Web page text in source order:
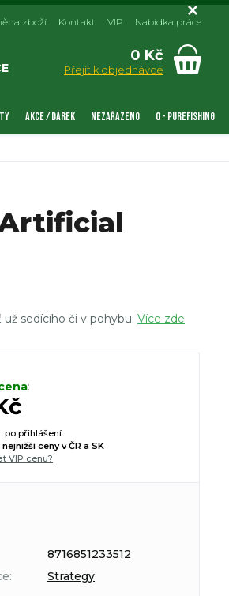
0 Kč
Přejít k objednávce
zboží Kontakt VIP Nabídka práce
AKCE / DÁREK NEZAŘAZENO 0 - PUREFISHING
sedícího či v pohybu. Více zde
:
po přihlášení
ceny v ČR a SK
VIP cenu?
8716851233512
Strategy